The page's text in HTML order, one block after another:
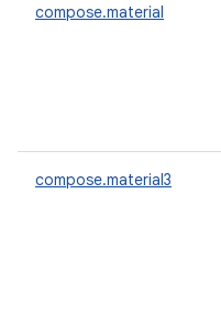
compose.material
compose.material3